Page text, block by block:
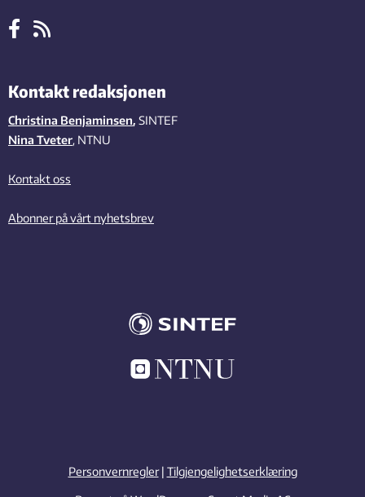
Kontakt redaksjonen
Christina Benjaminsen, SINTEF
Nina Tveter, NTNU
Kontakt oss
Abonner på vårt nyhetsbrev
Personvernregler | Tilgjengelighetserklæring